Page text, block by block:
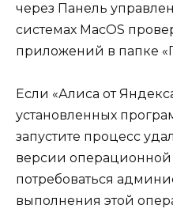
через Панель
системах MacOS
приложений в папке
Если «Алиса от
установленных
запустите процесс
версии операционной
потребоваться
выполнения этой